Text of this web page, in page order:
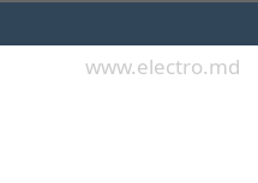
www.electro.md